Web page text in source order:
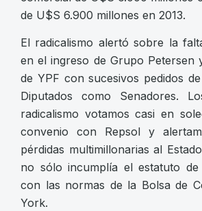
de U$S 6.900 millones en 2013.
El radicalismo alertó sobre la
en el ingreso de Grupo Petersen
de YPF con sucesivos pedidos
Diputados como Senadores.
radicalismo votamos casi en
convenio con Repsol y
pérdidas multimillonarias al
no sólo incumplía el estatuto de
con las normas de la Bolsa de
York.